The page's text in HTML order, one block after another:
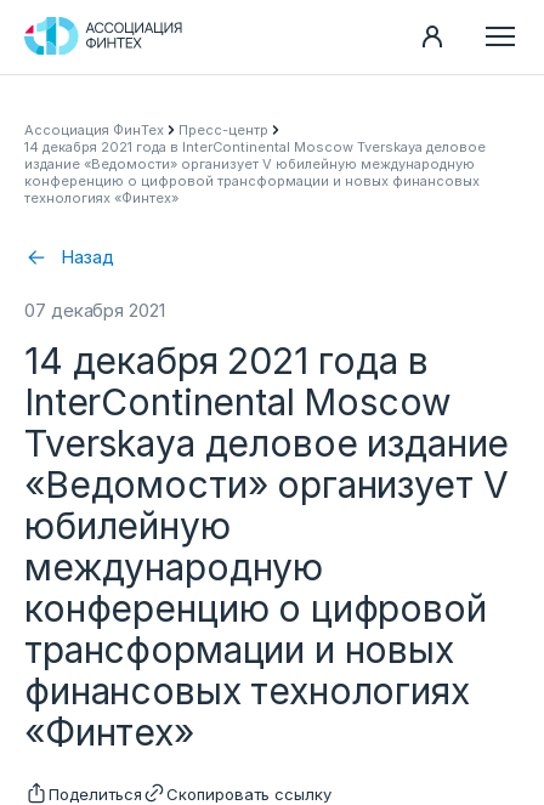
Ассоциация
Пресс-центр
Карьера
Ассоциация ФинТех
Пресс-центр
14 декабря 2021 года в InterContinental Moscow Tverskaya деловое
издание «Ведомости» организует V юбилейную международную
конференцию о цифровой трансформации и новых финансовых
технологиях «Финтех»
Назад
07 декабря 2021
14 декабря 2021 года в
InterContinental Moscow
Tverskaya деловое издание
«Ведомости» организует V
юбилейную
международную
конференцию о цифровой
трансформации и новых
финансовых технологиях
«Финтех»
Поделиться Скопировать ссылку